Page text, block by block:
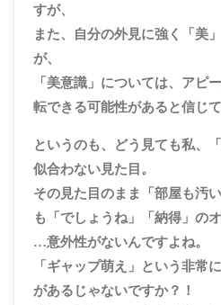
すが、
また、自分の外見に強く「美
が、
「美意識」については、アピ
転できる可能性があると信じて
というのも、どう見ても私、
似合わない見た目。
その見た目のまま「部屋も汚
も「でしょうね」「納得」の
…意外性がないんですよね。
「ギャップ萌え」という非常
があるじゃないですか？！